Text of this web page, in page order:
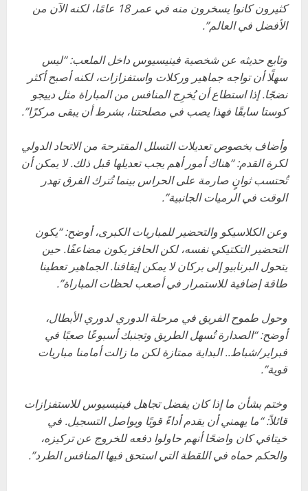
كثيرون كانوا يسخرون منه في عمر 18 عامًا، لكنه الآن من
الأفضل في العالم”.
وتابع حديثه عن شخصية فينيسيوس داخل الملعب: “ليس
سهلًا أن تواجه جماهير وركلات واستفزازات، لكنه أصبح أكثر
نضجًا. إذا استطاع أن يُخرِج المنافس من المباراة مثل دييجو
كوستا سابقًا فهذا يصب في مصلحتنا، بشرط أن يبقى مركزًا”.
وأضاف بخصوص تعديلات التسلل المقترحة من الاتحاد الدولي
لكرة القدم: “هناك أمور أهم يجب تعديلها قبل ذلك. لا يمكن أن
تُحتسب ثوانٍ صارمة على الحراس بينما تُترك الفرق تهدر
الوقت في الرميات الجانبية”.
وعن الكلاسيكو والتحضير للمباريات الكبرى، أوضح: “يكون
التحضير التكتيكي نفسه، لكن الحافز يكون مضاعفًا. حين
يتحول البرنابيو إلى بركان لا يمكن إيقافنا. الجماهير تعطينا
طاقة إضافية للاستمرار في أصعب لحظات المباراة”.
وحول طموح الفريق في مرحلة الدوري لدوري الأبطال،
أوضح: “الصدارة تُسهل الطريق وتجنبك أسبوعًا صعبًا في
فبراير/شباط.. البداية ممتازة لكن ما زالت أمامنا مباريات
قوية”.
وختم بشأن ما إذا كان يفضل تجاهل فينيسيوس للاستفزازات
قائلاً: “ما يهمني أن يقدم أداءً قويًا ويواصل التسجيل. في
خيتافي كان واضحًا أنهم حاولوا دفعه للخروج عن تركيزه،
والحكم حماه في اللقطة التي استحق فيها المنافس الطرد”.